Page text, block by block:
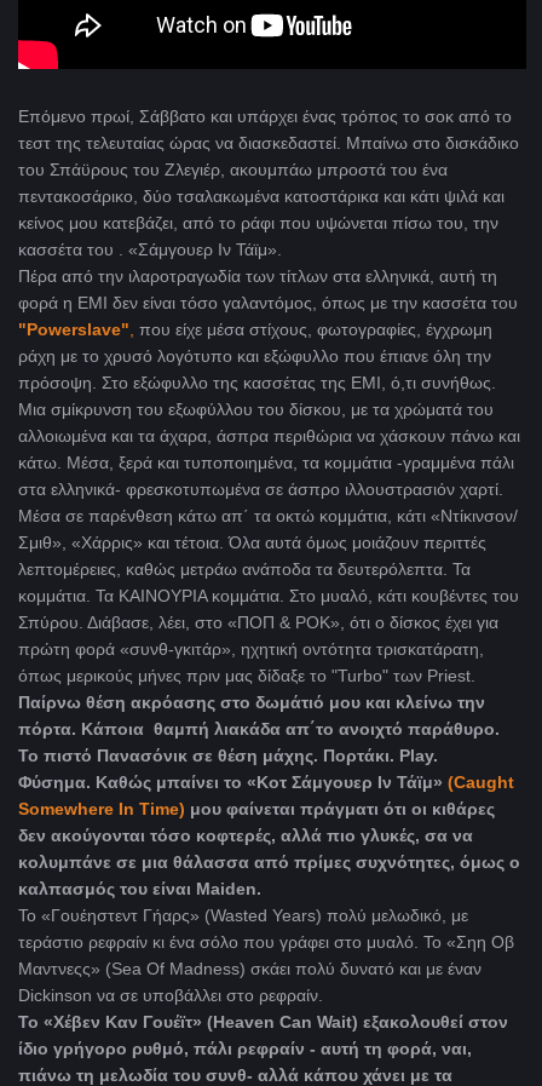
Επόμενο πρωί, Σάββατο και υπάρχει ένας τρόπος το σοκ από το
τεστ της τελευταίας ώρας να διασκεδαστεί. Μπαίνω στο δισκάδικο
του Σπάϋρους του Ζλεγιέρ, ακουμπάω μπροστά του ένα
πεντακοσάρικο, δύο τσαλακωμένα κατοστάρικα και κάτι ψιλά και
κείνος μου κατεβάζει, από το ράφι που υψώνεται πίσω του, την
κασσέτα του . «Σάμγουερ Ιν Τάϊμ».
Πέρα από την ιλαροτραγωδία των τίτλων στα ελληνικά, αυτή τη
φορά η EMI δεν είναι τόσο γαλαντόμος, όπως με την κασσέτα του
"Powerslave" που είχε μέσα στίχους, φωτογραφίες, έγχρωμη
ράχη με το χρυσό λογότυπο και εξώφυλλο που έπιανε όλη την
πρόσοψη. Στο εξώφυλλο της κασσέτας της EMI , ό,τι συνήθως.
Μια σμίκρυνση του εξωφύλλου του δίσκου, με τα χρώματά του
αλλοιωμένα και τα άχαρα, άσπρα περιθώρια να χάσκουν πάνω και
κάτω. Μέσα, ξερά και τυποποιημένα, τα κομμάτια -γραμμένα πάλι
στα ελληνικά- φρεσκοτυπωμένα σε άσπρο ιλλουστρασιόν χαρτί.
Μέσα σε παρένθεση κάτω απ΄ τα οκτώ κομμάτια, κάτι «Ντίκινσον/
Σμιθ», «Χάρρις» και τέτοια. Όλα αυτά όμως μοιάζουν περιττές
λεπτομέρειες, καθώς μετράω ανάποδα τα δευτερόλεπτα. Τα
κομμάτια. Τα ΚΑΙΝΟΥΡΙΑ κομμάτια. Στο μυαλό, κάτι κουβέντες του
Σπύρου. Διάβασε, λέει, στο «ΠΟΠ & ΡΟΚ», ότι ο δίσκος έχει για
πρώτη φορά «συνθ-γκιτάρ», ηχητική οντότητα τρισκατάρατη,
όπως μερικούς μήνες πριν μας δίδαξε το "Turbo" των Priest.
Παίρνω θέση ακρόασης στο δωμάτιό μου και κλείνω την
πόρτα. Κάποια θαμπή λιακάδα απ΄το ανοιχτό παράθυρο.
Το πιστό Πανασόνικ σε θέση μάχης. Πορτάκι. Play.
Φύσημα. Καθώς μπαίνει το «Κοτ Σάμγουερ Ιν Τάϊμ» (Caught
Somewhere In Time) μου φαίνεται πράγματι ότι οι κιθάρες
δεν ακούγονται τόσο κοφτερές, αλλά πιο γλυκές, σα να
κολυμπάνε σε μια θάλασσα από πρίμες συχνότητες, όμως ο
καλπασμός του είναι Maiden.
Το «Γουέηστεντ Γήαρς» (Wasted Years) πολύ μελωδικό, με
τεράστιο ρεφραίν κι ένα σόλο που γράφει στο μυαλό. Το «Σηη Οβ
Μαντνεςς» (Sea Of Madness) σκάει πολύ δυνατό και με έναν
Dickinson να σε υποβάλλει στο ρεφραίν.
Το «Χέβεν Καν Γουέϊτ» (Heaven Can Wait) εξακολουθεί στον
ίδιο γρήγορο ρυθμό, πάλι ρεφραίν - αυτή τη φορά, ναι,
πιάνω τη μελωδία του συνθ- αλλά κάπου χάνει με τα